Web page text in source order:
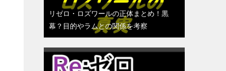
リゼロ・ロズワールの正体まとめ！黒
幕？目的やラムとの関係を考察